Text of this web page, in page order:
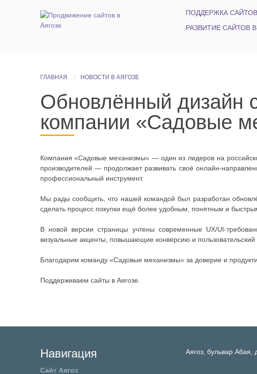
ПОДДЕРЖКА
РАЗВИТИЕ САЙТОВ
ГЛАВНАЯ НОВОСТИ В АЯГОЗЕ
Обновлённый дизайн
компании «Садовые
Компания «Садовые механизмы» — один из лидеров на
производителей — продолжает развивать своё онлайн-
профессиональный инструмент.
Мы рады сообщить, что нашей командой был разработан
сделать процесс покупки ещё более удобным, понятным и
В новой версии страницы учтены современные UX/UI-
визуальные акценты, повышающие конверсию и пользовательский
Благодарим команду «Садовые механизмы» за доверие и
Поддерживаем сайты в Аягозе.
Навигация
Сайт Аягоз
Аягоз, бульвар Абая,